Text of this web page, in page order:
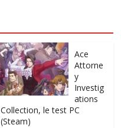
Ace
Attorne
y
Investig
ations
Collection, le test PC
(Steam)